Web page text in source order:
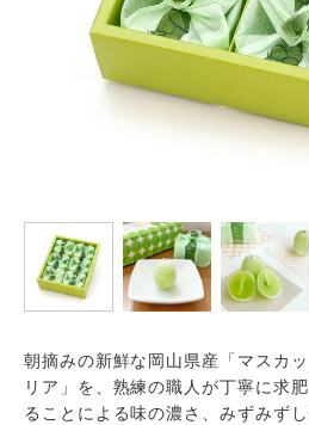
朝摘みの新鮮な岡山県産「マスカ
リア」を、熟練の職人が丁寧に求
ることによる味の濃さ、みずみず